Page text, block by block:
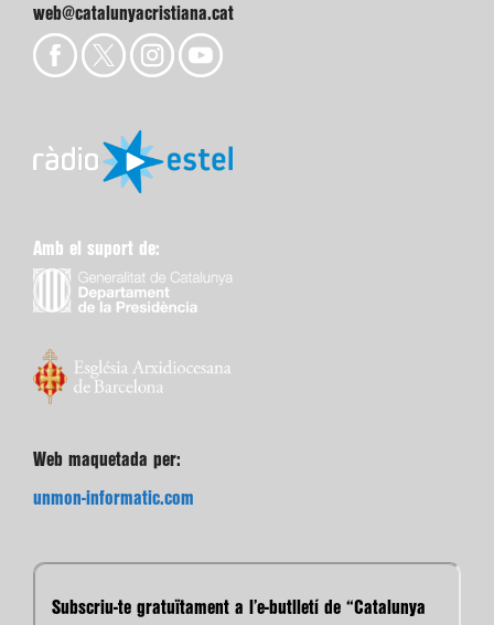
web@catalunyacristiana.cat
Amb el suport de:
Web maquetada per:
unmon-informatic.com
Subscriu-te gratuïtament a l’e-butlletí de “Catalunya